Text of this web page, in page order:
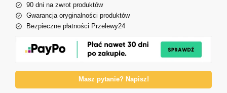
90 dni na zwrot produktów
Gwarancja oryginalności produktów
Bezpieczne płatności Przelewy24
Masz pytanie? Napisz!